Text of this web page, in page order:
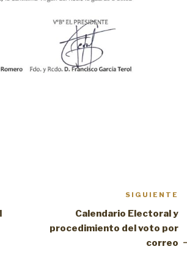
SIGUIENTE
Calendario Electoral y
procedimiento del voto por
correo